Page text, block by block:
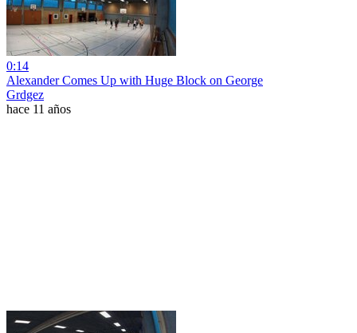
0:14
Alexander Comes Up with Huge Block on George
Grdgez
hace 11 años